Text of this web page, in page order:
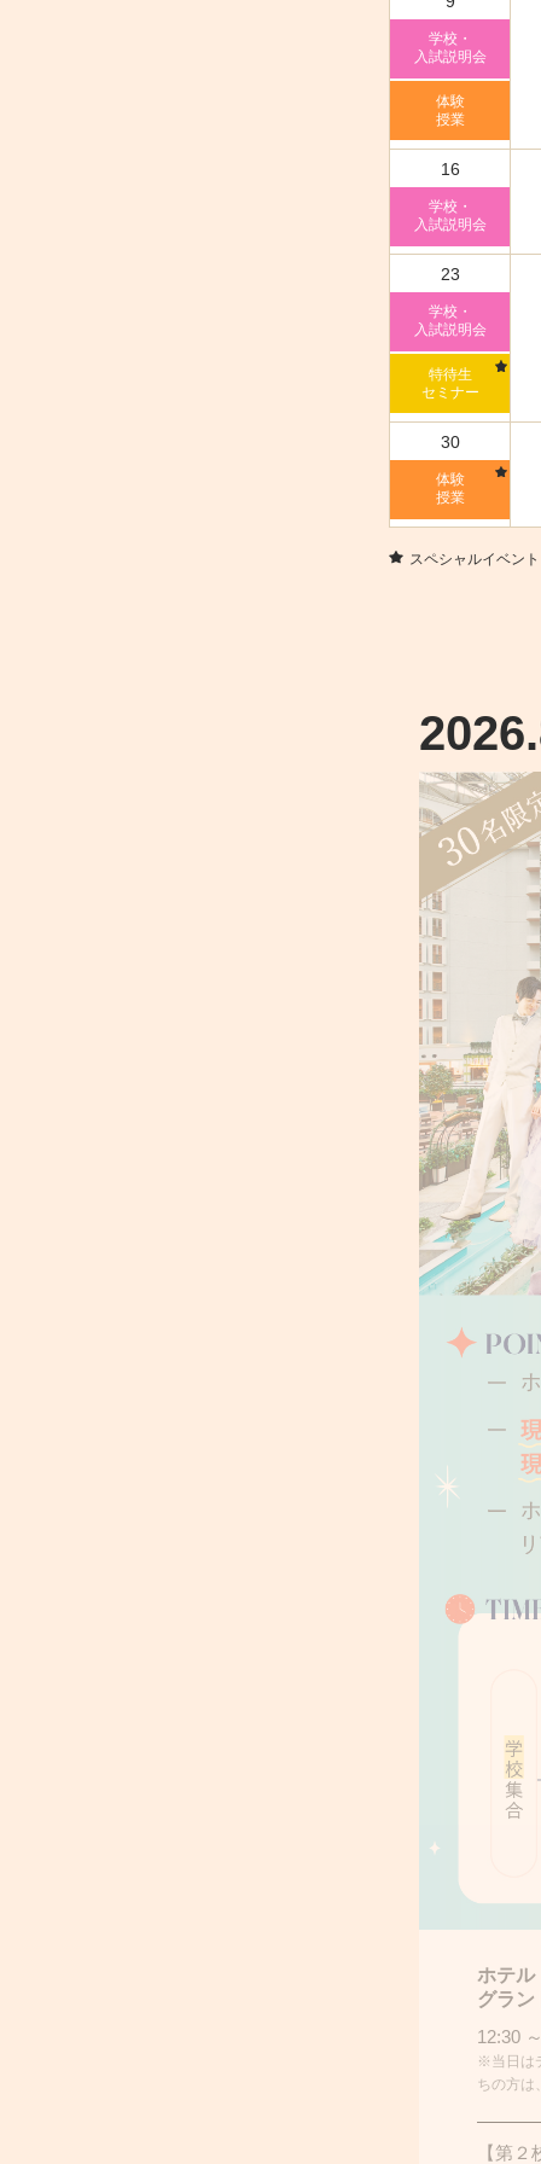
学校・
入試説明会
体験
授業
16
学校・
入試説明会
23
学校・
入試説明会
特待生
セミナー
30
体験
授業
スペシャルイベント
ホテ
グラン
12:30
※当日は
ちの方は
【第２